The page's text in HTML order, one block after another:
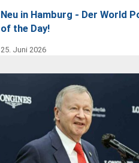
Neu in Hamburg - Der World
of the Day!
25. Juni 2026